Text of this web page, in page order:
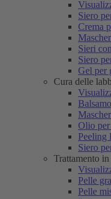
Siero
Crema
Sieri
Siero
Gel per
Cura delle
Olio per
Peeling
Siero
Trattamento
Pelle
Pelle